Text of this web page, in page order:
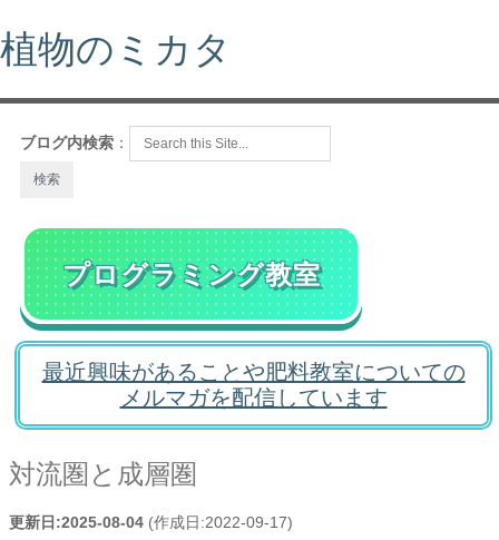
植物のミカタ
ブログ内検索 ：
プログラミング教室
最近興味があることや肥料教室についての
メルマガを配信しています
対流圏と成層圏
更新日:2025-08-04 (作成日:2022-09-17)